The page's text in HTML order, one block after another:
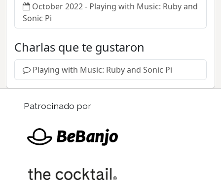
October 2022 - Playing with Music: Ruby and
Sonic Pi
Charlas que te gustaron
Playing with Music: Ruby and Sonic Pi
Patrocinado por